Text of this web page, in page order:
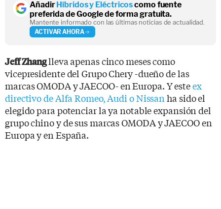
AñadirHíbridos y Eléctricoscomo fuente
preferida de Google de forma gratuita.
Mantente informado con las últimas noticias de actualidad.
ACTIVAR AHORA
Jeff Zhanglleva apenas cinco meses como
vicepresidente del Grupo Chery -dueño de las
marcas OMODA y JAECOO- en Europa. Y esteex
directivo de Alfa Romeo, Audi o Nissanha sido el
elegido para potenciar la ya notable expansión del
grupo chino y de sus marcas OMODA y JAECOO en
Europa y en España.